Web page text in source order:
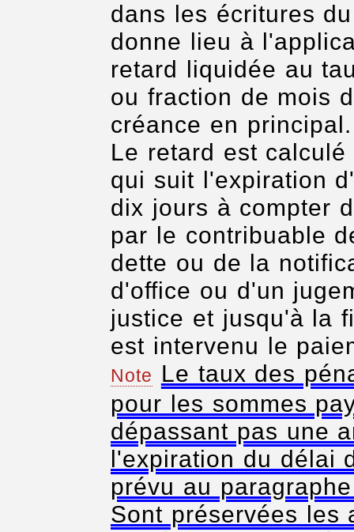
dans les écritures
donne lieu à
retard liquidée au
ou fraction de mois
créance en principal.
Le retard est
qui suit l'expiration
dix jours à compter
par le contribuable
dette ou de la
d'office ou d'un
justice et jusqu'à la
est intervenu le
Note Le taux des
pour les sommes
dépassant pas une
l'expiration du délai
prévu au
Sont préservées les